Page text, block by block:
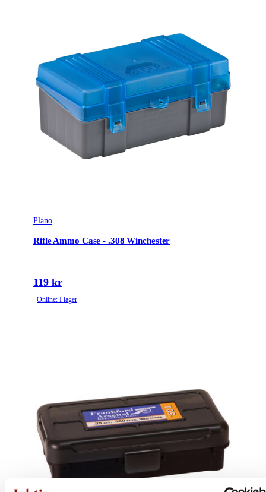
Plano
Rifle Ammo Case - .308 Winchester
119 kr
Online: I lager